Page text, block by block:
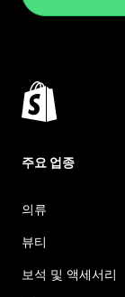
주요 업종
의류
뷰티
보석 및 액세서리